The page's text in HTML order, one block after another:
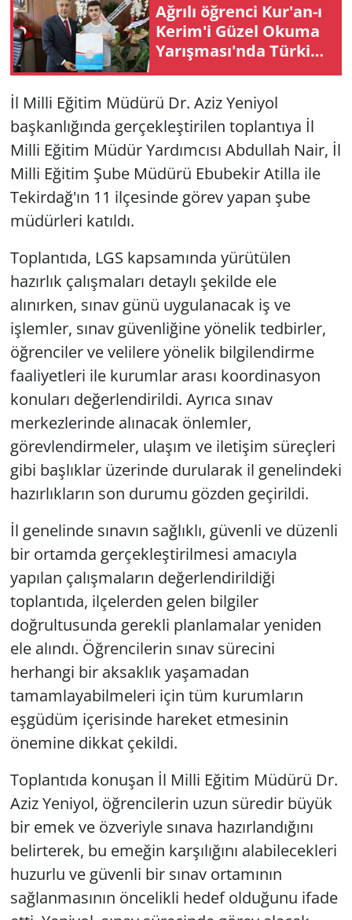
Ağrılı öğrenci Kur'an-ı
Kerim'i Güzel Okuma
Yarışması'nda Türkiye
ikincisi oldu
İl Milli Eğitim Müdürü Dr. Aziz Yeniyol
başkanlığında gerçekleştirilen toplantıya İl
Milli Eğitim Müdür Yardımcısı Abdullah Nair, İl
Milli Eğitim Şube Müdürü Ebubekir Atilla ile
Tekirdağ'ın 11 ilçesinde görev yapan şube
müdürleri katıldı.
Toplantıda, LGS kapsamında yürütülen
hazırlık çalışmaları detaylı şekilde ele
alınırken, sınav günü uygulanacak iş ve
işlemler, sınav güvenliğine yönelik tedbirler,
öğrenciler ve velilere yönelik bilgilendirme
faaliyetleri ile kurumlar arası koordinasyon
konuları değerlendirildi. Ayrıca sınav
merkezlerinde alınacak önlemler,
görevlendirmeler, ulaşım ve iletişim süreçleri
gibi başlıklar üzerinde durularak il genelindeki
hazırlıkların son durumu gözden geçirildi.
İl genelinde sınavın sağlıklı, güvenli ve düzenli
bir ortamda gerçekleştirilmesi amacıyla
yapılan çalışmaların değerlendirildiği
toplantıda, ilçelerden gelen bilgiler
doğrultusunda gerekli planlamalar yeniden
ele alındı. Öğrencilerin sınav sürecini
herhangi bir aksaklık yaşamadan
tamamlayabilmeleri için tüm kurumların
eşgüdüm içerisinde hareket etmesinin
önemine dikkat çekildi.
Toplantıda konuşan İl Milli Eğitim Müdürü Dr.
Aziz Yeniyol, öğrencilerin uzun süredir büyük
bir emek ve özveriyle sınava hazırlandığını
belirterek, bu emeğin karşılığını alabilecekleri
huzurlu ve güvenli bir sınav ortamının
sağlanmasının öncelikli hedef olduğunu ifade